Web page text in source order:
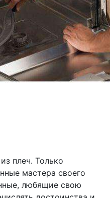
плеч. Только
мастера своего
любящие свою